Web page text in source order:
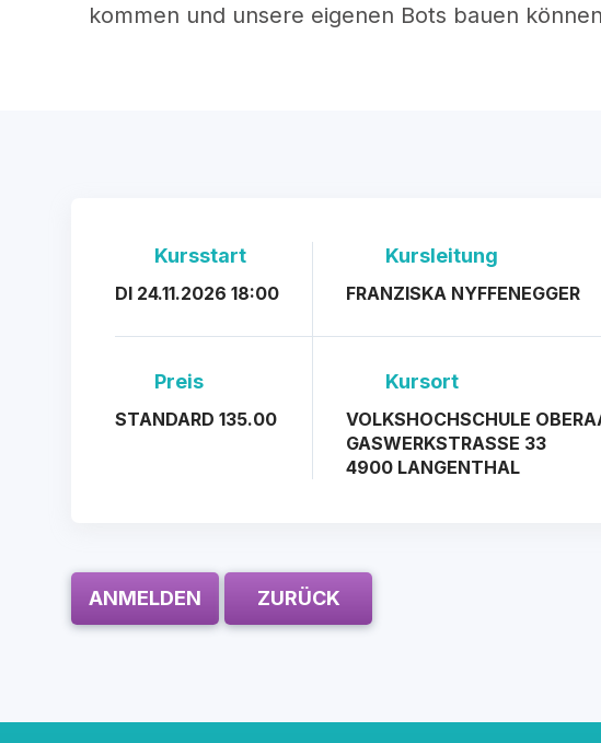
kommen und unsere eigenen Bots bauen
Kursstart
DI 24.11.2026 18:00
Kursleitung
FRANZISKA NYFFENEGGER
Preis
STANDARD 135.00
Kursort
VOLKSHOCHSCHULE
GASWERKSTRASSE 33
4900 LANGENTHAL
ANMELDEN ZURÜCK